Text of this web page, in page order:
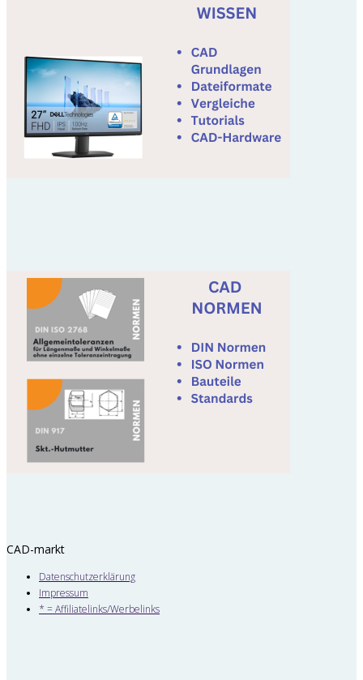
CAD-markt
Datenschutzerklärung
Impressum
* = Affiliatelinks/Werbelinks